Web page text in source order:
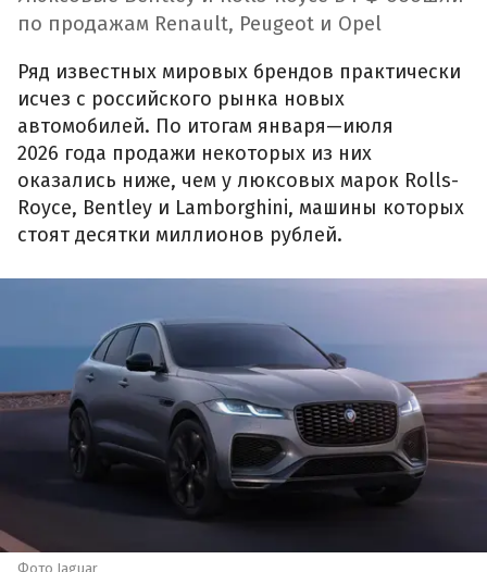
по продажам Renault, Peugeot и Opel
Ряд известных мировых брендов практически
исчез с российского рынка новых
автомобилей. По итогам января—июля
2026 года продажи некоторых из них
оказались ниже, чем у люксовых марок Rolls-
Royce, Bentley и Lamborghini, машины которых
стоят десятки миллионов рублей.
Фото Jaguar